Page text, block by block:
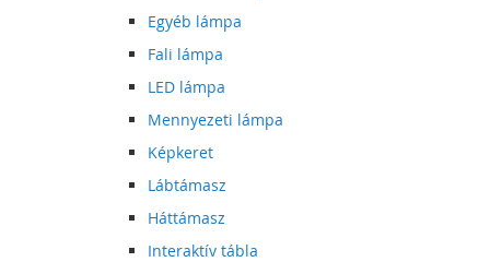
Egyéb lámpa
Fali lámpa
LED lámpa
Mennyezeti lámpa
Képkeret
Lábtámasz
Háttámasz
Interaktív tábla